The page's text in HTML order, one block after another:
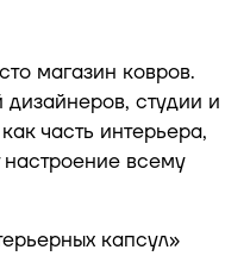
магазин ковров.
студии и
часть интерьера,
настроение всему
капсул»